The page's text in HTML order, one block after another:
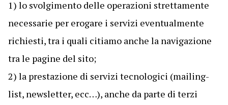
1) lo svolgimento delle operazioni strettamente
necessarie per erogare i servizi eventualmente
richiesti, tra i quali citiamo anche la navigazione
tra le pagine del sito;
2) la prestazione di servizi tecnologici (mailing-
list, newsletter, ecc…), anche da parte di terzi